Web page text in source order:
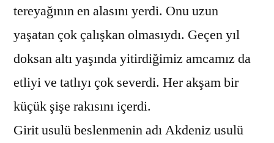
tereyağının en alasını yerdi. Onu uzun
yaşatan çok çalışkan olmasıydı. Geçen yıl
doksan altı yaşında yitirdiğimiz amcamız da
etliyi ve tatlıyı çok severdi. Her akşam bir
küçük şişe rakısını içerdi.
Girit usulü beslenmenin adı Akdeniz usulü